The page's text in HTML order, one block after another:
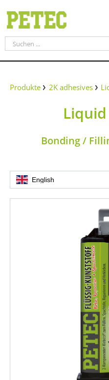
Inhalt
springen
Suche
nach:
Produkte 2K adhesives
Bonding /
English